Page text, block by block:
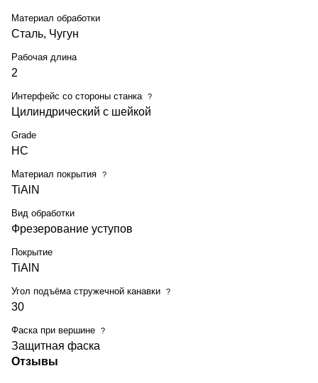
Материал обработки
Сталь, Чугун
Рабочая длина
2
Интерфейс со стороны станка ?
Цилиндрический с шейкой
Grade
HC
Материал покрытия ?
TiAlN
Вид обработки
Фрезерование уступов
Покрытие
TiAlN
Угол подъёма стружечной канавки ?
30
Фаска при вершине ?
Защитная фаска
Отзывы